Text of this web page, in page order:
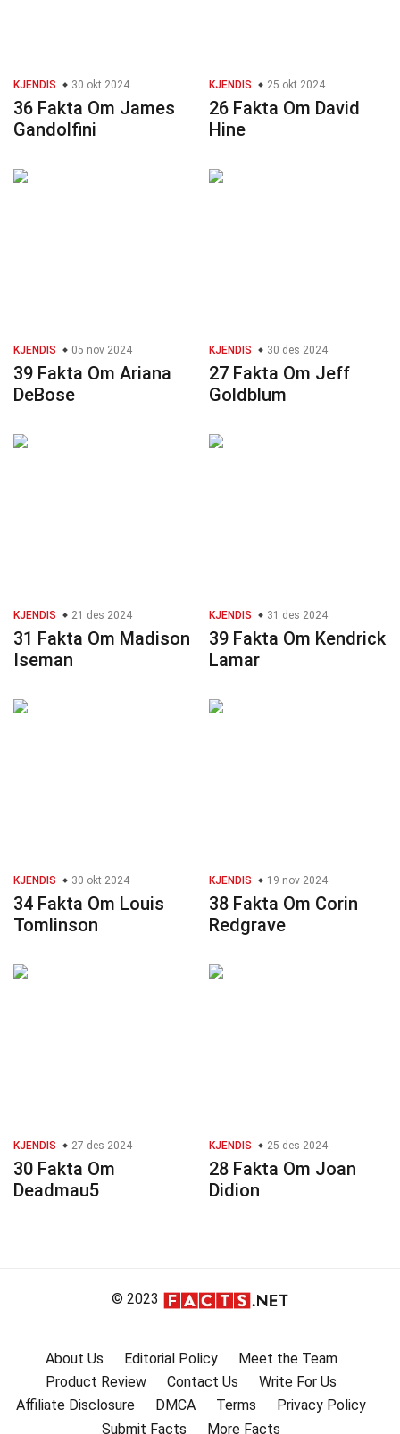
KJENDIS 30 okt 2024
36 Fakta Om James
Gandolfini
KJENDIS 25 okt 2024
26 Fakta Om David
Hine
KJENDIS 05 nov 2024
39 Fakta Om Ariana
DeBose
KJENDIS 30 des 2024
27 Fakta Om Jeff
Goldblum
KJENDIS 21 des 2024
31 Fakta Om Madison
Iseman
KJENDIS 31 des 2024
39 Fakta Om Kendrick
Lamar
KJENDIS 30 okt 2024
34 Fakta Om Louis
Tomlinson
KJENDIS 19 nov 2024
38 Fakta Om Corin
Redgrave
KJENDIS 27 des 2024
30 Fakta Om
Deadmau5
KJENDIS 25 des 2024
28 Fakta Om Joan
Didion
© 2023
About Us Editorial Policy
Meet the Team
Product Review
Contact Us
Write For Us
Affiliate Disclosure
DMCA Terms
Privacy Policy
Submit Facts
More Facts